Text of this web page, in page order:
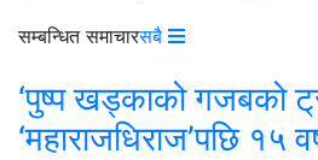
सम्बन्धित समाचारसबै
‘पुष्प खड्काको गजबको
‘महाराजधिराज’पछि १५